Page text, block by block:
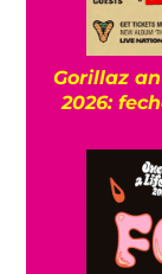
Gorillaz
2026: